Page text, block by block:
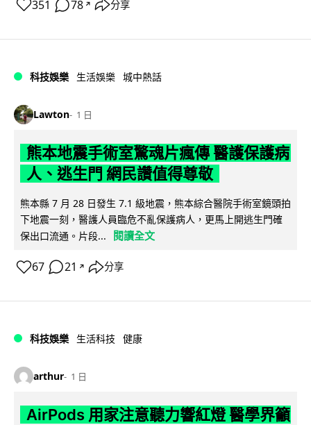
351 78 ↗ 分享
科技娛樂 生活娛樂 城中熱話
Lawton 1 日
熊本地震手術室驚魂片瘋傳 醫護保護病
人、逃生門 網民讚值得尊敬
熊本縣 7 月 28 日發生 7.1 級地震，熊本綜合醫院手術室鏡頭拍
下地震一刻，醫護人員臨危不亂保護病人，更馬上開逃生門確
保出口流通。片段...
閱讀全文
67 21 ↗ 分享
科技娛樂 生活科技 健康
arthur 1 日
AirPods 用家注意聽力響紅燈 醫學界籲